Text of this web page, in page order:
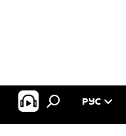
РУС